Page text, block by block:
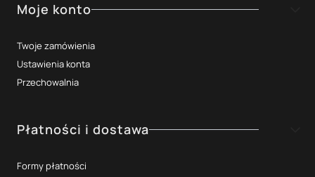
Moje konto
Twoje zamówienia
Ustawienia konta
Przechowalnia
Płatności i dostawa
Formy płatności